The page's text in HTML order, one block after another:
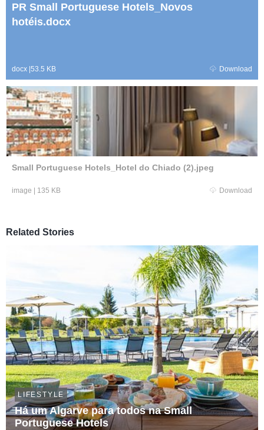
PR Small Portuguese Hotels_Novos
hotéis.docx
docx 53.5 KB Download
Small Portuguese Hotels_Hotel do Chiado (2).jpeg
image 135 KB Download
Related Stories
LIFESTYLE
Há um Algarve para todos na Small
Portuguese Hotels